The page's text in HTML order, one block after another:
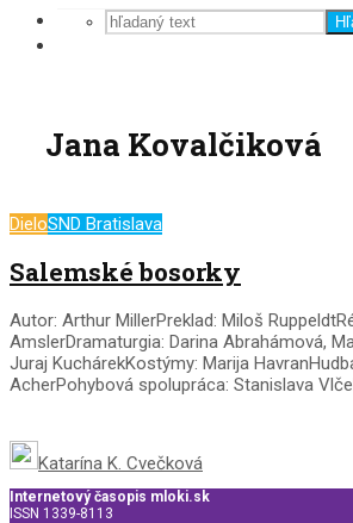
Jana Kovalčiková
DieloSND Bratislava
Salemské bosorky
Autor: Arthur MillerPreklad: Miloš
AmslerDramaturgia: Darina Abrahámová,
Juraj KuchárekKostýmy: Marija
AcherPohybová spolupráca: Stanislava
Katarína K. Cvečková
Internetový časopis mloki.sk
ISSN 1339-8113